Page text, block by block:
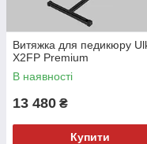
Витяжка для педикюру
X2FP Premium
В наявності
13 480 ₴
Купити